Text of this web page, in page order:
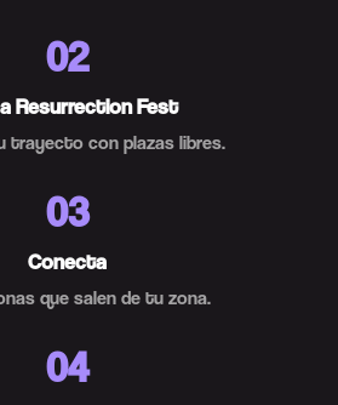
02
Resurrection Fest
trayecto con plazas libres.
03
Conecta
que salen de tu zona.
04